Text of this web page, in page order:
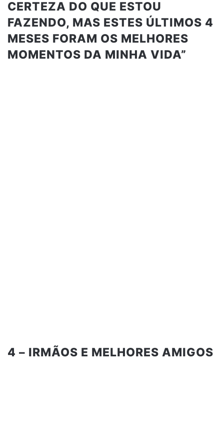
CERTEZA DO QUE ESTOU
FAZENDO, MAS ESTES ÚLTIMOS 4
MESES FORAM OS MELHORES
MOMENTOS DA MINHA VIDA”
4 – IRMÃOS E MELHORES AMIGOS